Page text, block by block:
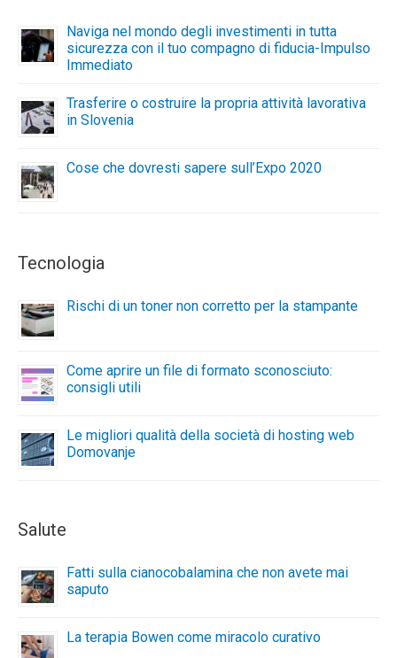
Naviga nel mondo degli investimenti in tutta
sicurezza con il tuo compagno di fiducia-Impulso
Immediato
Trasferire o costruire la propria attività lavorativa
in Slovenia
Cose che dovresti sapere sull’Expo 2020
Tecnologia
Rischi di un toner non corretto per la stampante
Come aprire un file di formato sconosciuto:
consigli utili
Le migliori qualità della società di hosting web
Domovanje
Salute
Fatti sulla cianocobalamina che non avete mai
saputo
La terapia Bowen come miracolo curativo